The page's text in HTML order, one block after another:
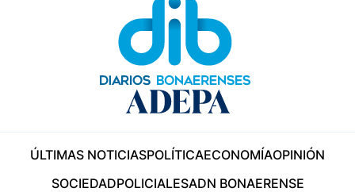
ÚLTIMAS NOTICIASPOLÍTICAECONOMÍAOPINIÓN
SOCIEDADPOLICIALESADN BONAERENSE